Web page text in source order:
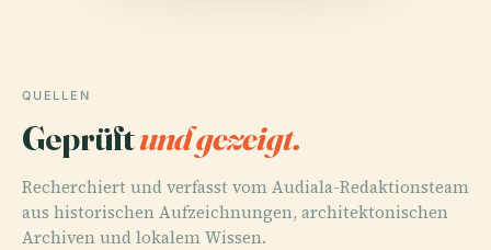
QUELLEN
Geprüftund gezeigt.
Recherchiert und verfasst vom Audiala-Redaktionsteam
aus historischen Aufzeichnungen, architektonischen
Archiven und lokalem Wissen.